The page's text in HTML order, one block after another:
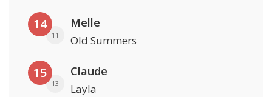
14
11
Melle
Old Summers
15
13
Claude
Layla